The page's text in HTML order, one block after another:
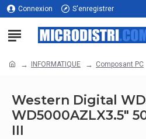
Connexion S'enregistrer
INFORMATIQUE Composant PC
Western Digital
WD5000AZLX3.5"
III